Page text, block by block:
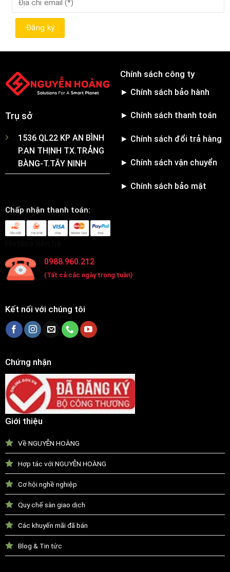
Trụ sở
1536 QL22 KP AN BÌNH
P.AN THỊNH TX.TRẢNG
BÀNG-T.TÂY NINH
Chính sách công ty
► Chính sách bảo hành
► Chính sách thanh toán
► Chính sách đổi trả hàng
► Chính sách vận chuyển
► Chính sách bảo mật
Chấp nhận thanh toán:
0988.960.212
(Tất cả các ngày trong tuần)
Kết nối với chúng tôi
Chứng nhận
Giới thiệu
Về NGUYỄN HOÀNG
Hợp tác với NGUYỄN HOÀNG
Cơ hội nghề nghiệp
Quy chế sàn giao dịch
Các khuyến mãi đã bán
Blog & Tin tức